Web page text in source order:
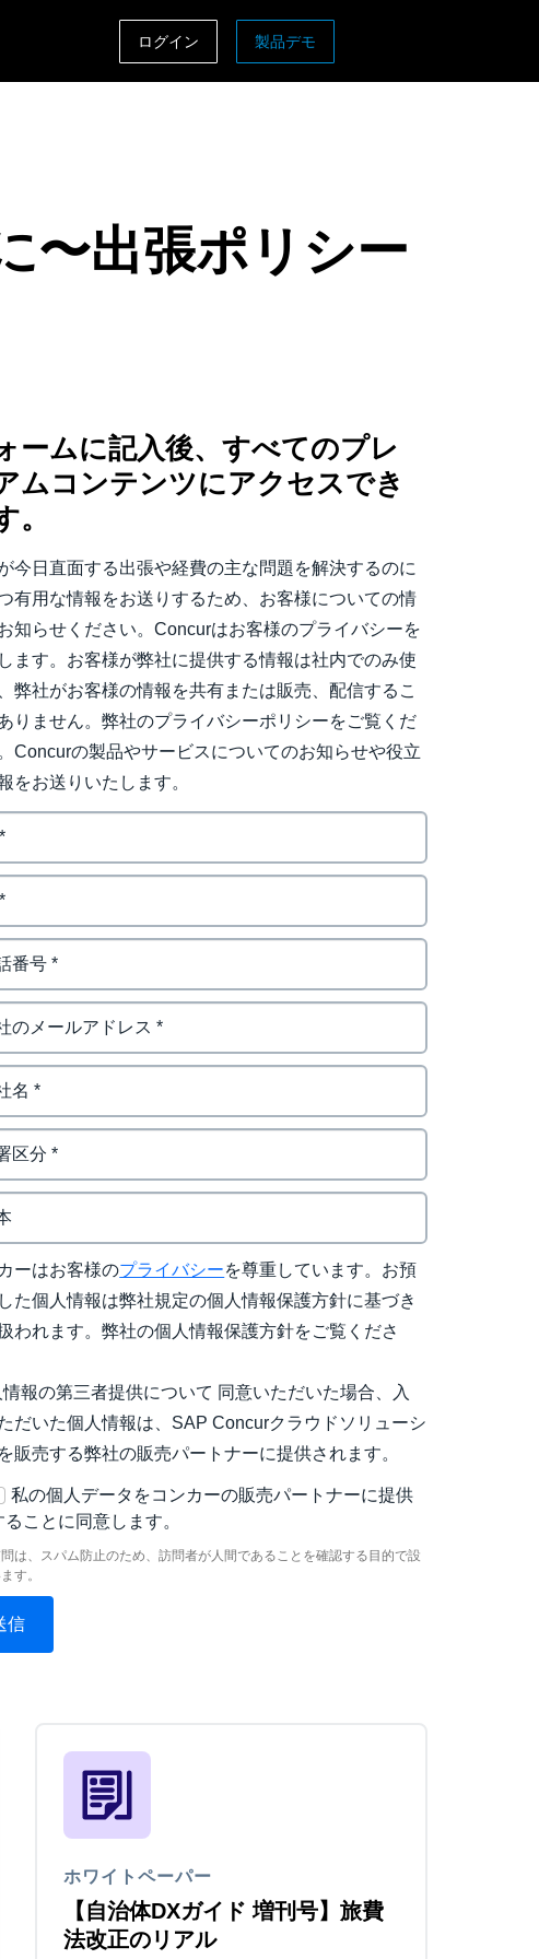
日本（日本語)
ログイン 製品デモ
〜出張ポリシー
ームに記入後、すべてのプレ
ムコンテンツにアクセスでき
。
今日直面する出張や経費の主な問題を解決するのに
有用な情報をお送りするため、お客様についての情
知らせください。Concurはお客様のプライバシーを
ます。お客様が弊社に提供する情報は社内でのみ使
弊社がお客様の情報を共有または販売、配信するこ
りません。弊社のプライバシーポリシーをご覧くだ
Concurの製品やサービスについてのお知らせや役立
をお送りいたします。
ーはお客様のプライバシーを尊重しています。お預
た個人情報は弊社規定の個人情報保護方針に基づき
われます。弊社の個人情報保護方針をご覧くださ
報の第三者提供について 同意いただいた場合、入
だいた個人情報は、SAP Concurクラウドソリューシ
販売する弊社の販売パートナーに提供されます。
私の個人データをコンカーの販売パートナーに提供
ることに同意します。
は、スパム防止のため、訪問者が人間であることを確認する目的で設
す。
ホワイトペーパー
【自治体DXガイド 増刊号】旅費
法改正のリアル